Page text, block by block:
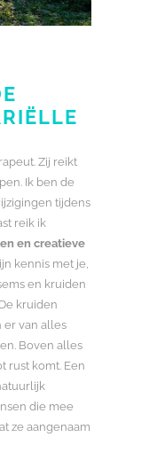
Zij reikt
Ik ben de
tijdens
reik ik
en creatieve
kennis met je,
en kruiden
kruiden
er van alles
Boven alles
rust komt. Een
die mee
ze aangenaam